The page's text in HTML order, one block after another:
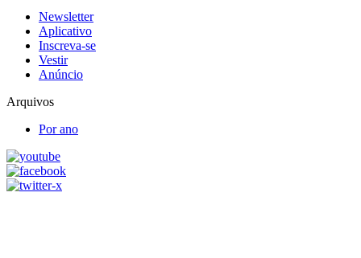
Newsletter
Aplicativo
Inscreva-se
Vestir
Anúncio
Arquivos
Por ano